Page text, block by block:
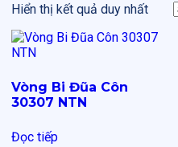
Hiển thị kết quả duy nhất
Vòng Bi Đũa Côn
30307 NTN
Đọc tiếp